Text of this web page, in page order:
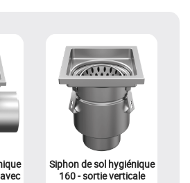
Siphon de sol hygiénique
160 - sortie verticale